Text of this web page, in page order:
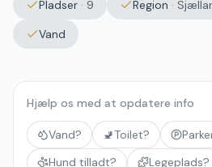
Pladser · 9 Region ·
Vand
Hjælp os med at opdatere info
Vand? 🚽Toilet?
Hund tilladt?
Legeplads?